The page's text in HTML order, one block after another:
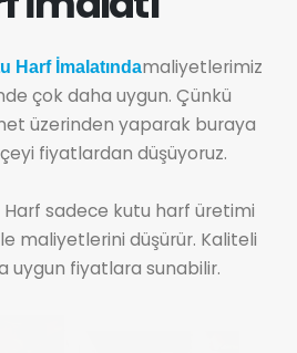
Harf İmalatındamaliyetlerimiz
çok daha uygun. Çünkü
üzerinden yaparak buraya
fiyatlardan düşüyoruz.
Harf sadece kutu harf üretimi
maliyetlerini düşürür. Kaliteli
uygun fiyatlara sunabilir.